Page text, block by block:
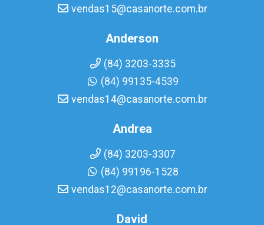
vendas15@casanorte.com.br
Anderson
(84) 3203-3335
(84) 99135-4539
vendas14@casanorte.com.br
Andrea
(84) 3203-3307
(84) 99196-1528
vendas12@casanorte.com.br
David